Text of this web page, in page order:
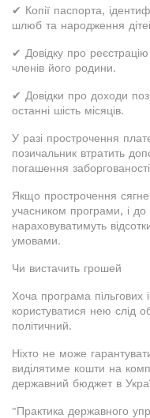
✔ Копії паспорта,
шлюб та народження
✔ Довідку про
членів його родини.
✔ Довідки про доходи
останні шість місяців.
У разі прострочення
позичальник втратить
погашення
Якщо прострочення
учасником програми, і до
нараховуватимуть
умовами.
Чи вистачить грошей
Хоча програма пільгових
користуватися нею слід
політичний.
Ніхто не може
виділятиме кошти на
державний бюджет в
"Практика державного